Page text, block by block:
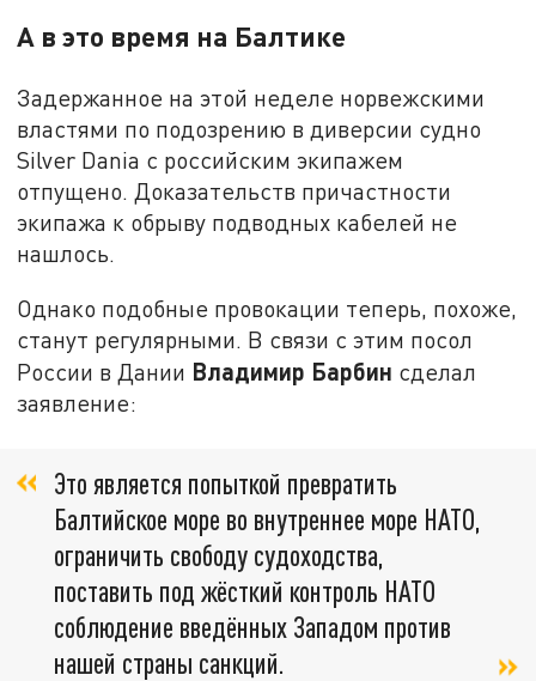
А в это время на Балтике
Задержанное на этой неделе норвежскими
властями по подозрению в диверсии судно
Silver Dania с российским экипажем
отпущено. Доказательств причастности
экипажа к обрыву подводных кабелей не
нашлось.
Однако подобные провокации теперь, похоже,
станут регулярными. В связи с этим посол
России в Дании Владимир Барбин сделал
заявление:
Это является попыткой превратить
Балтийское море во внутреннее море НАТО,
ограничить свободу судоходства,
поставить под жёсткий контроль НАТО
соблюдение введённых Западом против
нашей страны санкций.